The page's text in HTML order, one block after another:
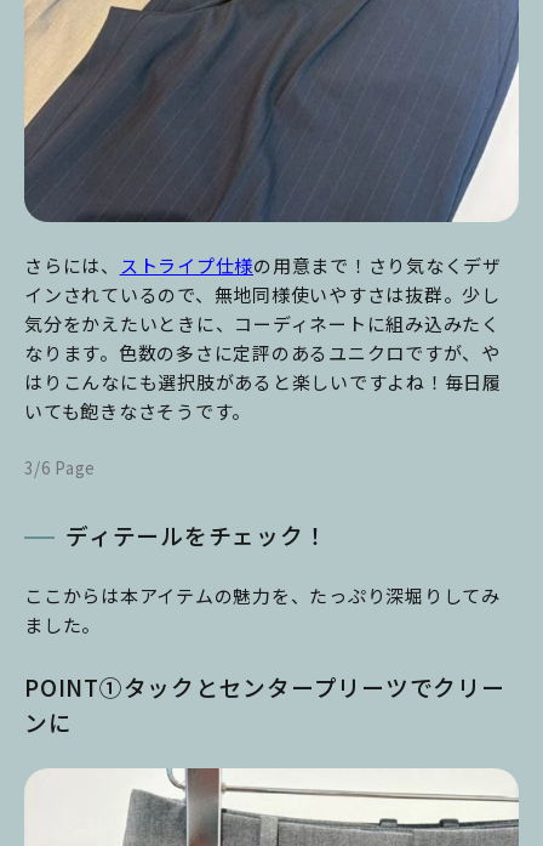
さらには、 ストライプ仕様の用意まで！さり気なくデザ
インされているので、無地同様使いやすさは抜群。少し
気分をかえたいときに、コーディネートに組み込みたく
なります。色数の多さに定評のあるユニクロですが、や
はりこんなにも選択肢があると楽しいですよね！毎日履
いても飽きなさそうです。
3/6 Page
ディテールをチェック！
ここからは本アイテムの魅力を、たっぷり深堀りしてみ
ました。
POINT①タックとセンタープリーツでクリー
ンに